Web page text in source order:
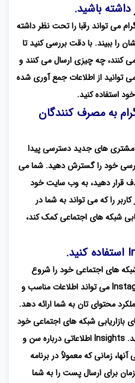
می تواند رقبا را تحت نظر داشته
را ببیند. با دقت بررسی کنید تا
کنند، چه چیزی ارسال می کنند و
توانید از اطلاعات جمع آوری شده
استفاده کنید.
به مصرف کنندگان
مشتری های جدید دسترسی پیدا
خود را گسترش دهید. شما می
قرار دهید، به وب سایت خود
را که می تواند به شما در
شبکه های اجتماعی کمک کند،
شبکه های اجتماعی خود را شروع
کرده اید، استفاده از Instagram Insights می تواند اطلاعات مناسب و
محتوای تان به شما ارائه دهد.
بازاریابی شبکه های اجتماعی خود
از این قابلیت اینستاگرام استفاده کنید. Insights اطلاعاتی درباره سن و
زمانی که معمولاً در برنامه
برای ارسال پست را به شما